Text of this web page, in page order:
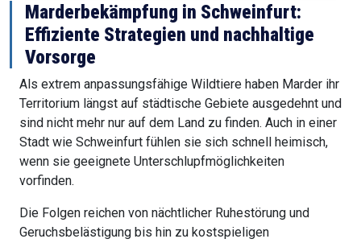
Marderbekämpfung in Schweinfurt:
Effiziente Strategien und nachhaltige
Vorsorge
Als extrem anpassungsfähige Wildtiere haben Marder ihr
Territorium längst auf städtische Gebiete ausgedehnt und
sind nicht mehr nur auf dem Land zu finden. Auch in einer
Stadt wie Schweinfurt fühlen sie sich schnell heimisch,
wenn sie geeignete Unterschlupfmöglichkeiten
vorfinden.
Die Folgen reichen von nächtlicher Ruhestörung und
Geruchsbelästigung bis hin zu kostspieligen